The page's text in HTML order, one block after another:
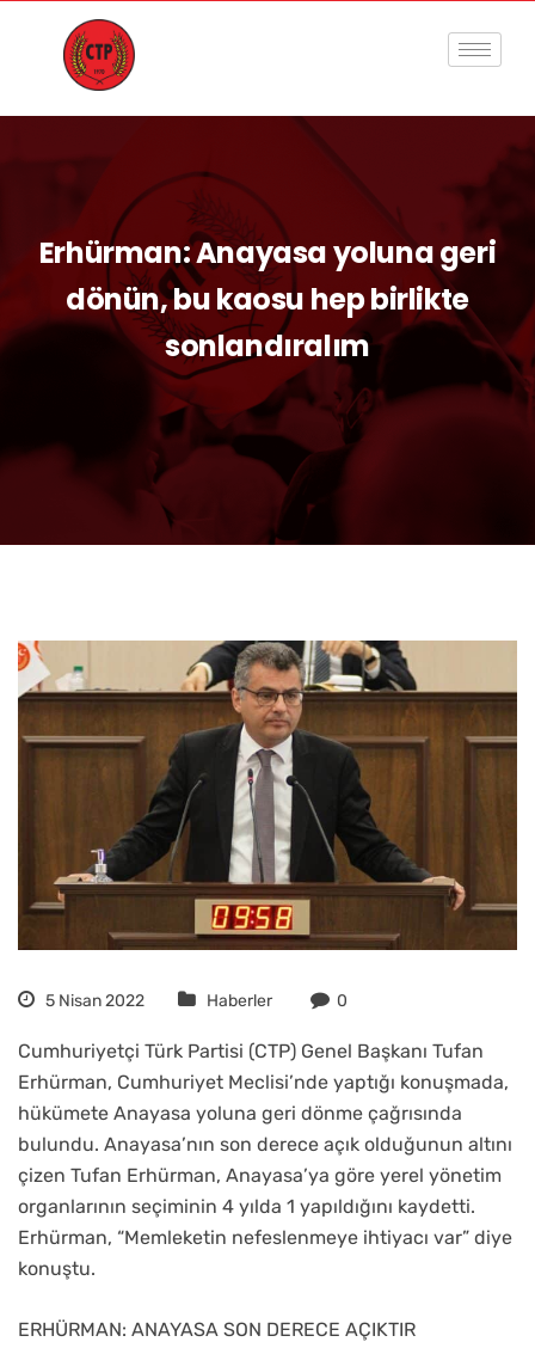
Erhürman: Anayasa yoluna geri
dönün, bu kaosu hep birlikte
sonlandıralım
5 Nisan 2022 Haberler 0
Cumhuriyetçi Türk Partisi (CTP) Genel Başkanı Tufan
Erhürman, Cumhuriyet Meclisi’nde yaptığı konuşmada,
hükümete Anayasa yoluna geri dönme çağrısında
bulundu. Anayasa’nın son derece açık olduğunun altını
çizen Tufan Erhürman, Anayasa’ya göre yerel yönetim
organlarının seçiminin 4 yılda 1 yapıldığını kaydetti.
Erhürman, “Memleketin nefeslenmeye ihtiyacı var” diye
konuştu.
ERHÜRMAN: ANAYASA SON DERECE AÇIKTIR